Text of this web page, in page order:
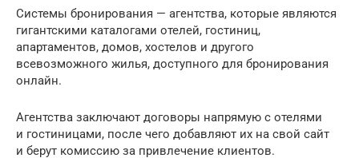
Системы бронирования — агентства, которые являются
гигантскими каталогами отелей, гостиниц,
апартаментов, домов, хостелов и другого
всевозможного жилья, доступного для бронирования
онлайн.
Агентства заключают договоры напрямую с отелями
и гостиницами, после чего добавляют их на свой сайт
и берут комиссию за привлечение клиентов.